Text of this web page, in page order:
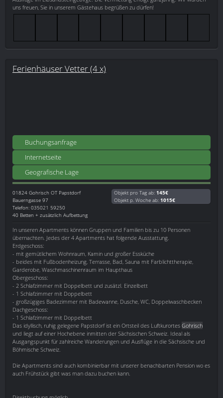
uns freuen, Sie in unserem Gästehaus begrüßen zu dürfen!
Ferienhäuser Vetter (4 x)
Buchungsanfrage
Internetseite
Geografische Lage
01824 Gohrisch OT Papstdorf
Bauerngasse 97
Telefon: 035021 59250
40 Betten + zusätzlich Aufbettung
Objekt pro Tag ab: 145€
Objekt p. Woche ab: 1015€
In unseren Apartments können Gruppen und Familien bis zu 10 Personen
übernachten. Jedes der 4 Apartments hat folgende Ausstattung.
Erdgeschoss:
- mit gemütlichem Wohnraum, Kamin und großer Essküche
- beides mit Fußbodenheizung, Terrasse, Bad, Sauna mit Farblichttherapie,
Garderobe, Waschmaschinenraum im Haupthaus
Obergeschoss:
- 2 Schlafzimmer mit Doppelbett und zusätzl. Einzelbett
- 1 Schlafzimmer mit Doppelbett
- großzügiges Badezimmer mit Badewanne, Dusche, WC, Doppelwaschbecken
Dachgeschoss:
- 1 Schlafzimmer mit Doppelbett
Das idyllisch, ruhig gelegene Papstdorf ist ein Ortsteil des Luftkurortes Gohrisch
und liegt auf einer Hochebene inmitten der Sächsischen Schweiz. Ideal als
Ausgangspunkt für zahlreiche Wanderungen und Ausflüge in die Sächsische und
Böhmische Schweiz.
Die Apartments sind auch kombinierbar mit unserer benachbarten Pension wo es
auch Frühstück gibt was man dazu buchen kann.